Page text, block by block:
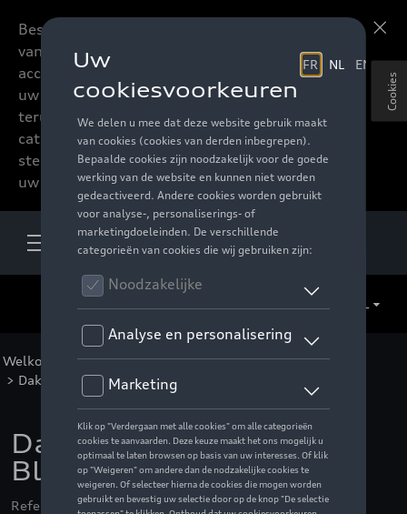
Beste accessoires-lovers,
vanaf nu kan u het hele
accessoire assortiment van
uw favoriete merk
terugvinden in de online
catalogus. Deze kunnen
steeds besteld worden via
uw verdeler.
Welkom Catalogus Audi >Transport
> Dakkoffers en bagagerekken
Dakkoffer Vector L -
Black Metallic
Referentie: THU613701
Cookies